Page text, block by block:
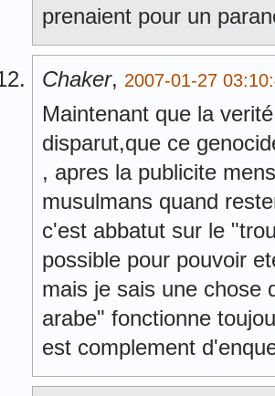
prenaient pour un
Chaker, 2007-01-27
Maintenant que la
disparut,que ce
, apres la publicite
musulmans quand
c'est abbatut sur le
possible pour pouvoir
mais je sais une chose
arabe" fonctionne
est complement